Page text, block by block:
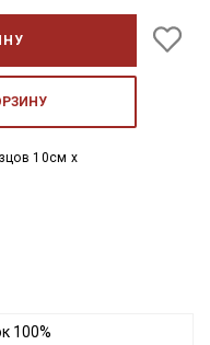
10см x
100%